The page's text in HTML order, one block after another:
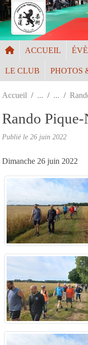
ACCUEIL
LE CLUB PHOTOS
Accueil
Rando
Publié le 26 juin 2022
Dimanche 26 juin 2022
Panneau de gestion des